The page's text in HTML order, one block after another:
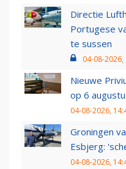
Directie
Portugese
te sussen
04-08-2026,
Nieuwe
op 6
04-08-2026,
Groningen
Esbjerg:
04-08-2026,